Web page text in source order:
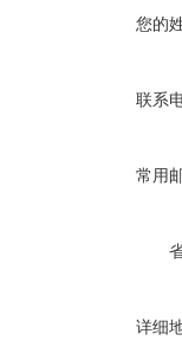
您的
联系
常用
详细